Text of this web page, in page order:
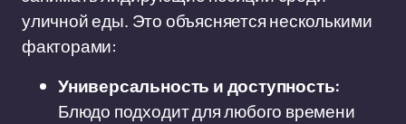
уличной еды. Это объясняется несколькими
факторами:
Универсальность и доступность:
Блюдо подходит для любого времени